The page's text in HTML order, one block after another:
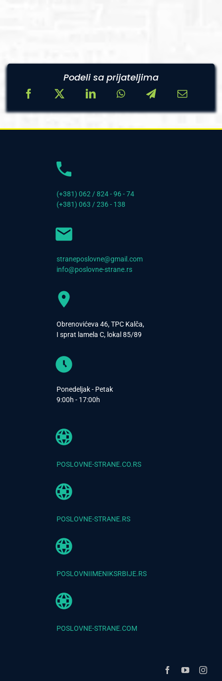
Podeli sa prijateljima
(+381) 062 / 824 - 96 - 74
(+381) 063 / 236 - 138
straneposlovne@gmail.com
info@poslovne-strane.rs
Obrenovićeva 46, TPC Kalča,
I sprat lamela C, lokal 85/89
Ponedeljak - Petak
9:00h - 17:00h
POSLOVNE-STRANE.CO.RS
POSLOVNE-STRANE.RS
POSLOVNIIMENIKSRBIJE.RS
POSLOVNE-STRANE.COM